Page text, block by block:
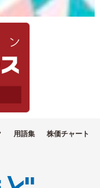
用語集 株価チャート